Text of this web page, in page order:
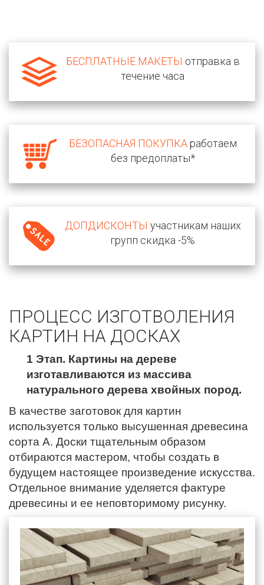
БЕСПЛАТНЫЕ МАКЕТЫ отправка в
течение часа
БЕЗОПАСНАЯ ПОКУПКАработаем
без предоплаты*
ДОПДИСКОНТЫ участникам наших
групп скидка -5%
ПРОЦЕСС ИЗГОТВОЛЕНИЯ
КАРТИН НА ДОСКАХ
1 Этап. Картины на дереве
изготавливаются из массива
натурального дерева хвойных пород.
В качестве заготовок для картин
используется только высушенная древесина
сорта А. Доски тщательным образом
отбираются мастером, чтобы создать в
будущем настоящее произведение искусства.
Отдельное внимание уделяется фактуре
древесины и ее неповторимому рисунку.